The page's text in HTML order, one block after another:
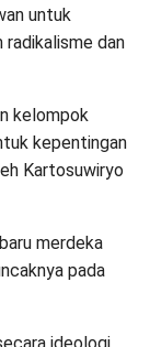
untuk
radikalisme dan
kelompok
kepentingan
Kartosuwiryo
merdeka
pada